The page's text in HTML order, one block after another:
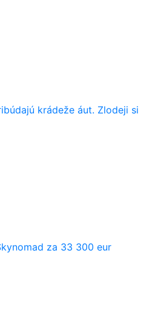
krádeže áut. Zlodeji si
za 33 300 eur